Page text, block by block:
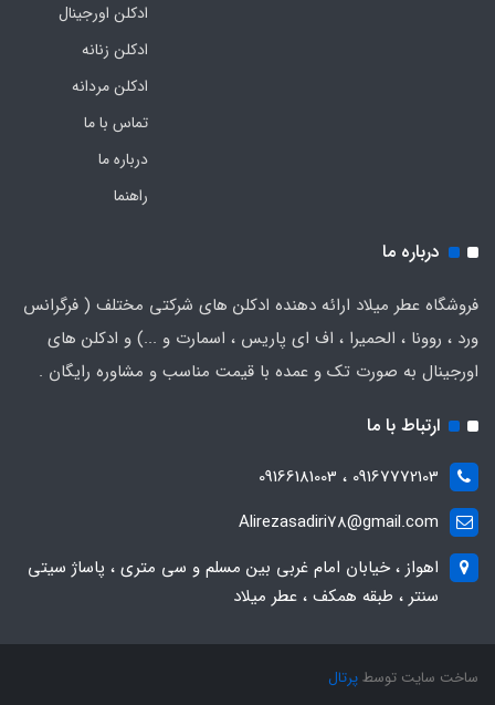
ادکلن اورجینال
ادکلن زنانه
ادکلن مردانه
تماس با ما
درباره ما
راهنما
درباره ما
فروشگاه عطر میلاد ارائه دهنده ادکلن های شرکتی مختلف ( فرگرانس
ورد ، روونا ، الحمیرا ، اف ای پاریس ، اسمارت و ...) و ادکلن های
اورجینال به صورت تک و عمده با قیمت مناسب و مشاوره رایگان .
ارتباط با ما
09167772103 ، 09166181003
Alirezasadiri78@gmail.com
اهواز ، خیابان امام غربی بین مسلم و سی متری ، پاساژ سیتی
سنتر ، طبقه همکف ، عطر میلاد
ساخت سایت توسطپرتال